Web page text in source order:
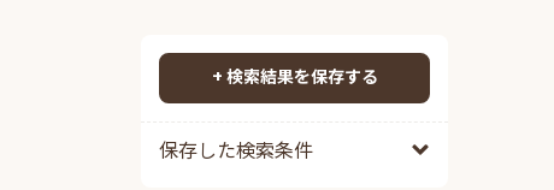
ポメチワ 78
チワックス 89
検索する
+ 検索結果を保存する
保存した検索条件